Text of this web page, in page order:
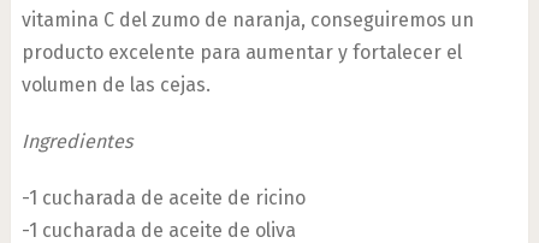
vitamina C del zumo de naranja, conseguiremos un
producto excelente para aumentar y fortalecer el
volumen de las cejas.
Ingredientes
-1 cucharada de aceite de ricino
-1 cucharada de aceite de oliva